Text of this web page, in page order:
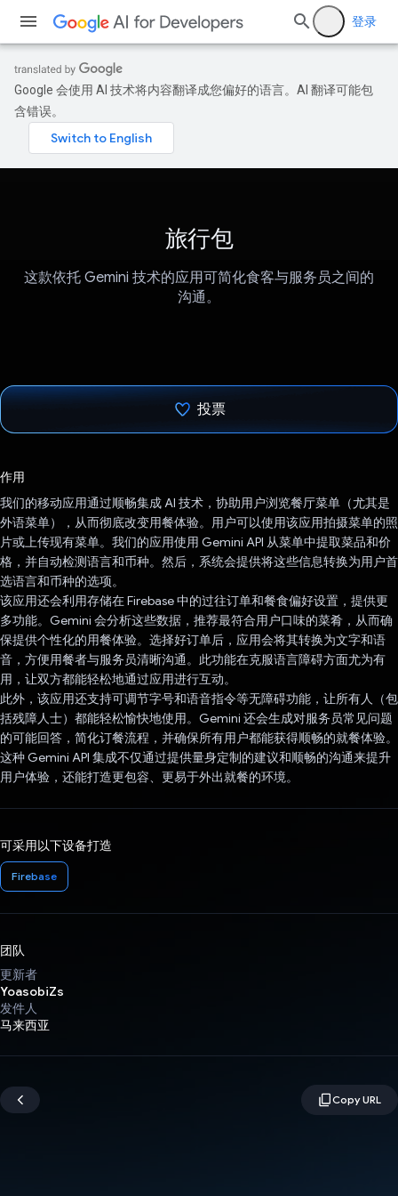
登录
Google 会使用 AI 技术将内容翻译成您偏好的语言。AI 翻译可能包
含错误。
旅行包
这款依托 Gemini 技术的应用可简化食客与服务员之间的
沟通。
投票
作用
我们的移动应用通过顺畅集成 AI 技术，协助用户浏览餐厅菜单（尤其是
外语菜单），从而彻底改变用餐体验。用户可以使用该应用拍摄菜单的照
片或上传现有菜单。我们的应用使用 Gemini API 从菜单中提取菜品和价
格，并自动检测语言和币种。然后，系统会提供将这些信息转换为用户首
选语言和币种的选项。
该应用还会利用存储在 Firebase 中的过往订单和餐食偏好设置，提供更
多功能。Gemini 会分析这些数据，推荐最符合用户口味的菜肴，从而确
保提供个性化的用餐体验。选择好订单后，应用会将其转换为文字和语
音，方便用餐者与服务员清晰沟通。此功能在克服语言障碍方面尤为有
用，让双方都能轻松地通过应用进行互动。
此外，该应用还支持可调节字号和语音指令等无障碍功能，让所有人（包
括残障人士）都能轻松愉快地使用。Gemini 还会生成对服务员常见问题
的可能回答，简化订餐流程，并确保所有用户都能获得顺畅的就餐体验。
这种 Gemini API 集成不仅通过提供量身定制的建议和顺畅的沟通来提升
用户体验，还能打造更包容、更易于外出就餐的环境。
可采用以下设备打造
Firebase
团队
更新者
YoasobiZs
发件人
马来西亚